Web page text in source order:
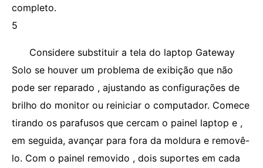
completo.
5
Considere substituir a tela do laptop Gateway
Solo se houver um problema de exibição que não
pode ser reparado , ajustando as configurações de
brilho do monitor ou reiniciar o computador. Comece
tirando os parafusos que cercam o painel laptop e ,
em seguida, avançar para fora da moldura e removê-
lo. Com o painel removido , dois suportes em cada